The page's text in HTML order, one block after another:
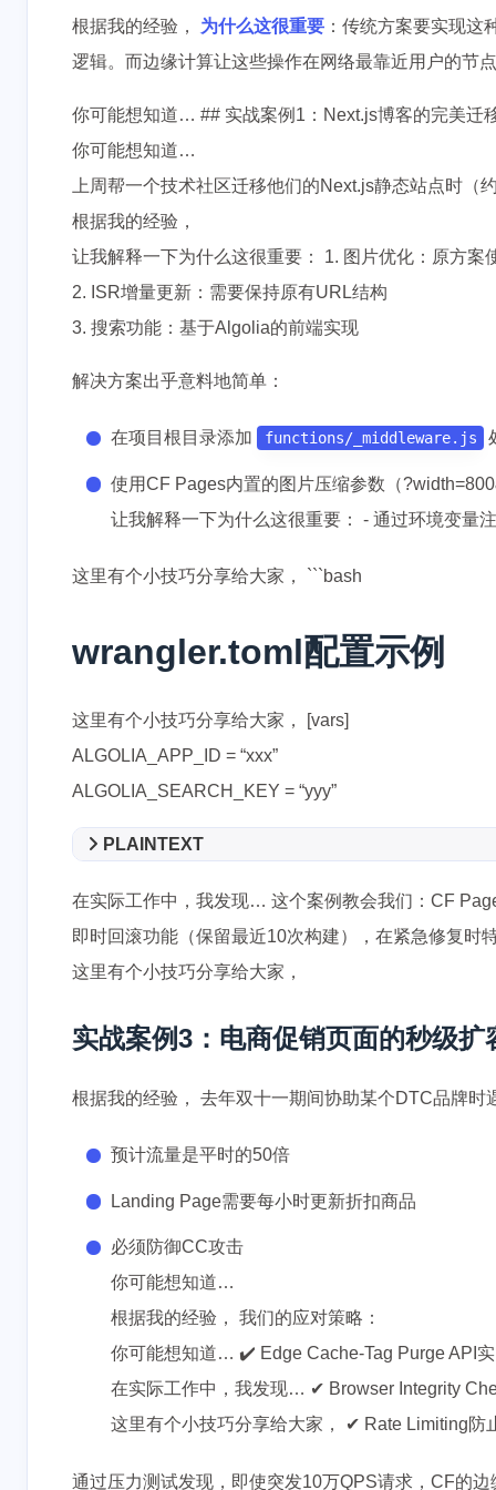
互动
最新评论
没有评论
根据我的经验， 为什么这很重要 ：传统方案要实现
逻辑。而边缘计算让这些操作在网络最靠近用户的节
你可能想知道… ## 实战案例1：Next.js博客的完美迁
你可能想知道…
上周帮一个技术社区迁移他们的Next.js静态站点时（
根据我的经验，
让我解释一下为什么这很重要： 1. 图片优化：原方案
2. ISR增量更新：需要保持原有URL结构
3. 搜索功能：基于Algolia的前端实现
解决方案出乎意料地简单：
在项目根目录添加 functions/_middleware.js
使用CF Pages内置的图片压缩参数（
让我解释一下为什么这很重要： - 通过环境变量
这里有个小技巧分享给大家， ```bash
wrangler.toml配置示例
这里有个小技巧分享给大家， [vars]
ALGOLIA_APP_ID = “xxx”
ALGOLIA_SEARCH_KEY = “yyy”
PLAINTEXT
在实际工作中，我发现… 这个案例教会我们：CF
即时回滚功能（保留最近10次构建），在紧急修复时
这里有个小技巧分享给大家，
实战案例3：电商促销页面的秒级扩
根据我的经验， 去年双十一期间协助某个DTC品牌时
预计流量是平时的50倍
Landing Page需要每小时更新折扣商品
必须防御CC攻击
你可能想知道…
根据我的经验， 我们的应对策略：
你可能想知道… ✔️ Edge Cache-Tag Purge API
在实际工作中，我发现… ✔ Browser Integrity
这里有个小技巧分享给大家， ✔ Rate Limiting防
通过压力测试发现，即使突发10万QPS请求，CF的